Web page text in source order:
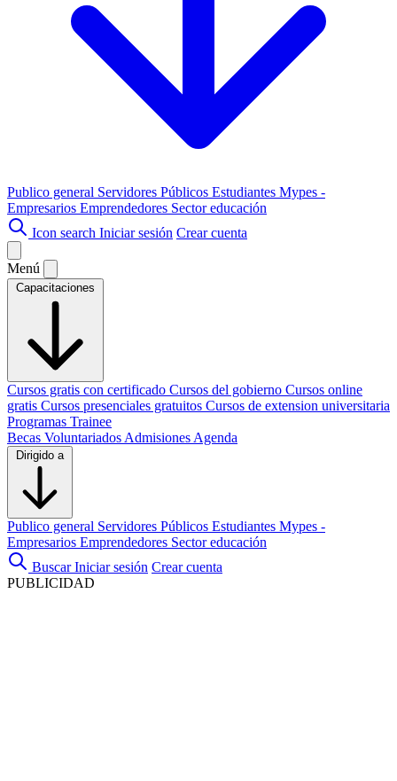
Publico general Servidores Públicos Estudiantes Mypes -
Empresarios Emprendedores Sector educación
Icon search Iniciar sesión Crear cuenta
Menú
Capacitaciones
Cursos gratis con certificado Cursos del gobierno Cursos online
gratis Cursos presenciales gratuitos Cursos de extension universitaria
Programas Trainee
Becas Voluntariados Admisiones Agenda
Dirigido a
Publico general Servidores Públicos Estudiantes Mypes -
Empresarios Emprendedores Sector educación
Buscar Iniciar sesión Crear cuenta
PUBLICIDAD